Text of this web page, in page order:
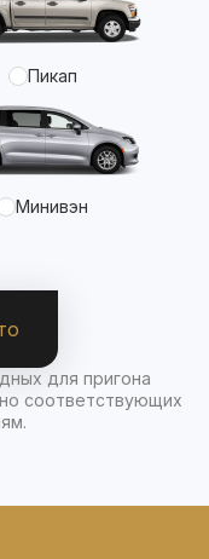
Пикап
Минивэн
для пригона
соответствующих